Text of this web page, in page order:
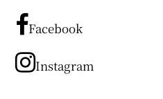
文
章
類
Facebook
Instagram